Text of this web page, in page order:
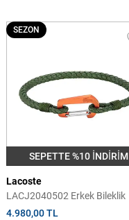
SEPETTE %10 İNDİRİM
SEZON
Lacoste
LACJ2040502 Erkek Bileklik
4.980,00 TL